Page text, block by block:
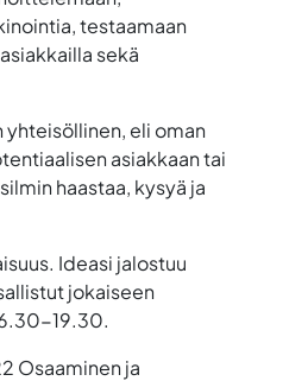
testaamaan
sekä
eli oman
asiakkaan tai
haastaa, kysyä ja
Ideasi jalostuu
jokaiseen
19.30.
Osaaminen ja